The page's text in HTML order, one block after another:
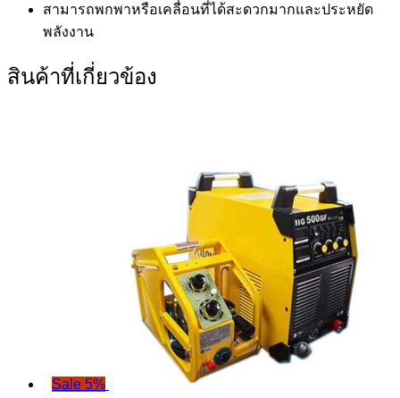
สามารถพกพาหรือเคลื่อนที่ได้สะดวกมากและประหยัด
พลังงาน
สินค้าที่เกี่ยวข้อง
Sale 5%